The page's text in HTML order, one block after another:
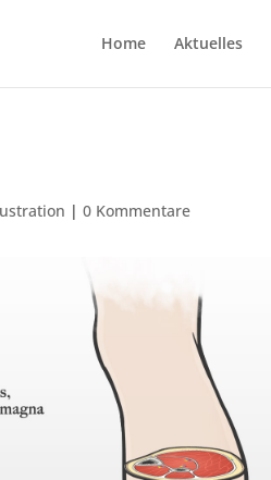
Home Aktuelles
|0 Kommentare